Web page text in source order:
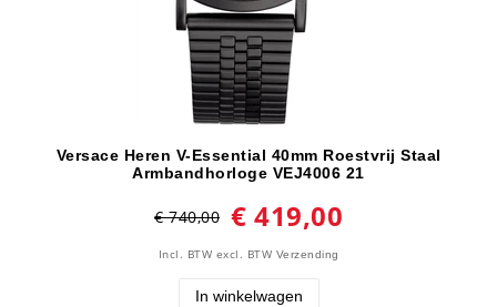
Versace Heren V-Essential 40mm Roestvrij Staal
Armbandhorloge VEJ4006 21
€ 740,00 € 419,00
Incl. BTW excl. BTW Verzending
In winkelwagen